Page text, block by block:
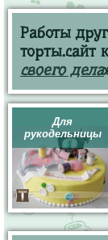
Работы
торты.сайт
своего дела
Для
рукодельницы